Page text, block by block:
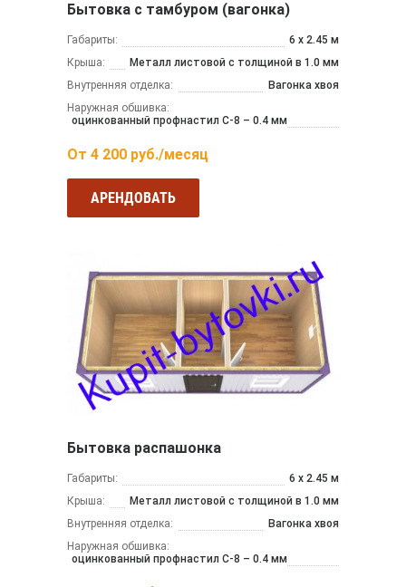
Бытовка с тамбуром (вагонка)
Габариты:
6 х 2.45 м
Крыша:
Металл листовой с толщиной в 1.0 мм
Внутренняя отделка:
Вагонка хвоя
Наружная обшивка:
оцинкованный профнастил С-8 – 0.4 мм
От 4 200 руб./месяц
АРЕНДОВАТЬ
Бытовка распашонка
Габариты:
6 х 2.45 м
Крыша:
Металл листовой с толщиной в 1.0 мм
Внутренняя отделка:
Вагонка хвоя
Наружная обшивка:
оцинкованный профнастил С-8 – 0.4 мм